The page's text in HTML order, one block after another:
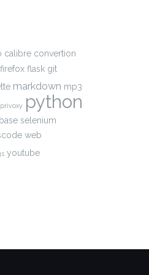
calibre convertion
firefox flask git
markdown mp3
privoxy python
selenium
web
youtube